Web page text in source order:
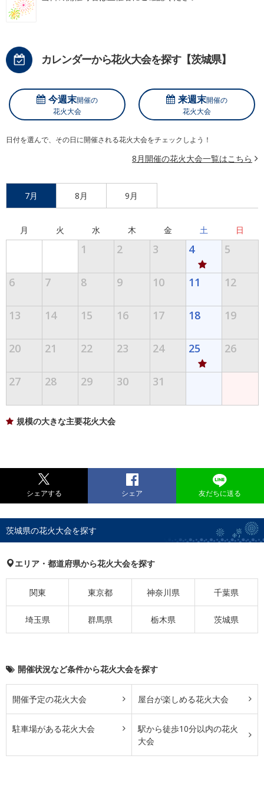
カレンダーから花火大会を探す【茨城県】
今週末開催の
花火大会
来週末開催の
花火大会
日付を選んで、その日に開催される花火大会をチェックしよう！
8月開催の花火大会一覧はこちら
7月 8月 9月
月 火 水 木 金 土 日
1 2 3 4 5
6 7 8 9 10 11 12
13 14 15 16 17 18 19
20 21 22 23 24 25 26
27 28 29 30 31
規模の大きな主要花火大会
シェアする シェア 友だちに送る
茨城県の花火大会を探す
エリア・都道府県から花火大会を探す
関東 東京都 神奈川県 千葉県
埼玉県 群馬県 栃木県 茨城県
開催状況など条件から花火大会を探す
開催予定の花火大会 屋台が楽しめる花火大会
駐車場がある花火大会
駅から徒歩10分以内の花火
大会